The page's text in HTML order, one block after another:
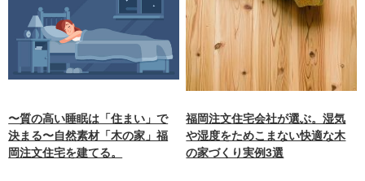
〜質の高い睡眠は「住まい」で
決まる〜自然素材「木の家」福
岡注文住宅を建てる。
福岡注文住宅会社が選ぶ。湿気
や湿度をためこまない快適な木
の家づくり実例3選